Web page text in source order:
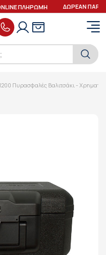
ΠΛΗΡΩΜΗ ΔΩΡΕΑΝ
Πυρασφαλές Βαλιτσάκι -